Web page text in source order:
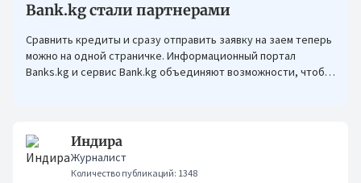
Bank.kg стали партнерами
Сравнить кредиты и сразу отправить заявку на заем теперь
можно на одной страничке. Информационный портал
Banks.kg и сервис Bank.kg объединяют возможности, чтобы
Индира
Журналист
Количество публикаций: 1348